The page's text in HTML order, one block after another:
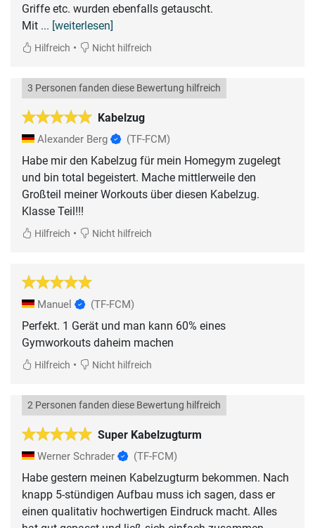
Griffe etc. wurden ebenfalls getauscht.
Mit ... [weiterlesen]
Hilfreich • Nicht hilfreich
Kabelzug
3 Personen fanden diese Bewertung hilfreich
Alexander Berg (TF-FCM)
Habe mir den Kabelzug für mein Homegym zugelegt
und bin total begeistert. Mache mittlerweile den
Großteil meiner Workouts über diesen Kabelzug.
Klasse Teil!!!
Hilfreich • Nicht hilfreich
Manuel (TF-FCM)
Perfekt. 1 Gerät und man kann 60% eines
Gymworkouts daheim machen
Hilfreich • Nicht hilfreich
Super Kabelzugturm
2 Personen fanden diese Bewertung hilfreich
Werner Schrader (TF-FCM)
Habe gestern meinen Kabelzugturm bekommen. Nach
knapp 5-stündigen Aufbau muss ich sagen, dass er
einen qualitativ hochwertigen Eindruck macht. Alles